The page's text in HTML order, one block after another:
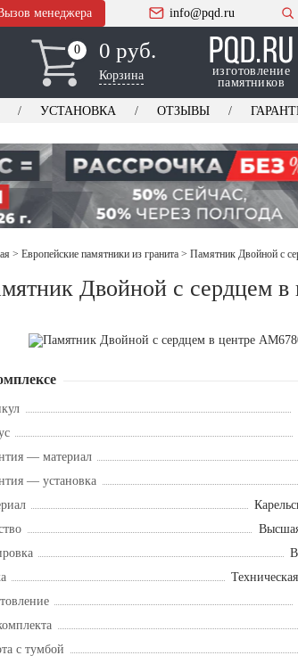
менеджера info@pqd.ru
0
0 0 руб.
Корзина
изготовление
памятников
УСТАНОВКА ОТЗЫВЫ
> Европейские памятники из гранита > Памятник Двойной с
Двойной с сердцем в
— материал
— установка
с тумбой